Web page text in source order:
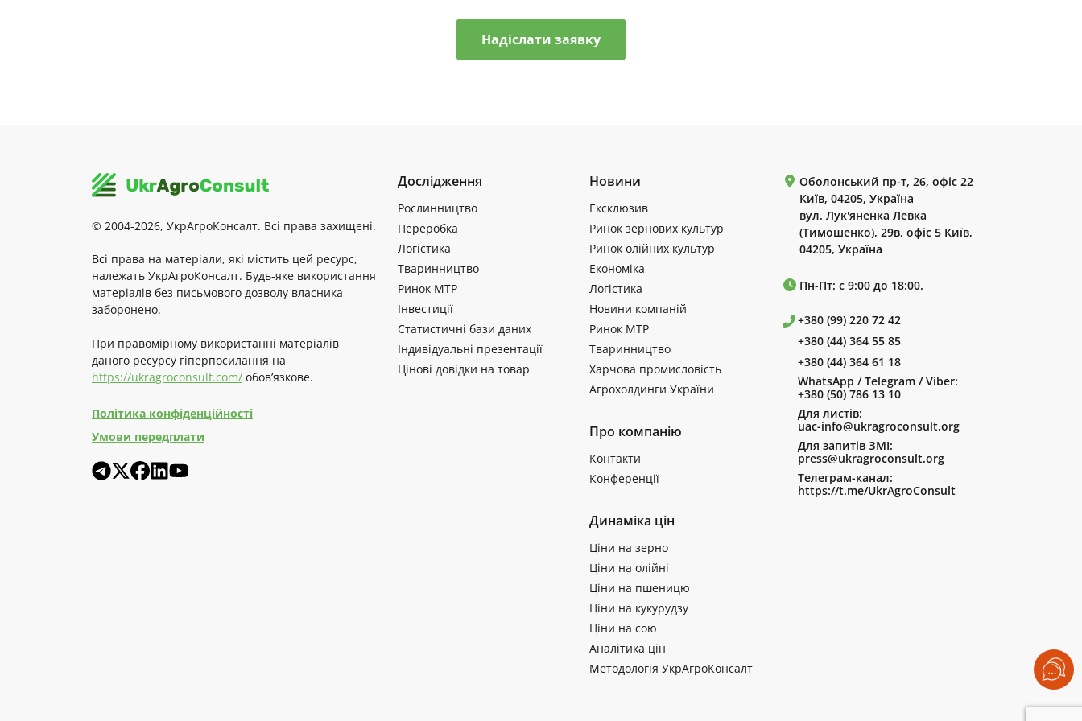
Надіслати заявку
© 2004-2026, УкрАгроКонсалт. Всі права захищені.
Всі права на матеріали, які містить цей ресурс,
належать УкрАгроКонсалт. Будь-яке використання
матеріалів без письмового дозволу власника
заборонено.
При правомірному використанні матеріалів
даного ресурсу гіперпосилання на
https://ukragroconsult.com/ обов’язкове.
Політика конфіденційності
Умови передплати
Дослідження
Рослинництво
Переробка
Логістика
Тваринництво
Ринок МТР
Інвестиції
Статистичні бази даних
Індивідуальні презентації
Цінові довідки на товар
Новини
Ексклюзив
Ринок зернових культур
Ринок олійних культур
Економіка
Логістика
Новини компаній
Ринок МТР
Тваринництво
Харчова промисловість
Агрохолдинги України
Про компанію
Контакти
Конференції
Динаміка цін
Ціни на зерно
Ціни на олійні
Ціни на пшеницю
Ціни на кукурудзу
Ціни на сою
Аналітика цін
Методологія УкрАгроКонсалт
Оболонський пр-т, 26, офіс 22
Київ, 04205, Україна
вул. Лук'яненка Левка
(Тимошенко), 29в, офіс 5 Київ,
04205, Україна
Пн-Пт: с 9:00 до 18:00.
+380 (99) 220 72 42
+380 (44) 364 55 85
+380 (44) 364 61 18
WhatsApp / Telegram / Viber:
+380 (50) 786 13 10
Для листів:
uac-info@ukragroconsult.org
Для запитів ЗМІ:
press@ukragroconsult.org
Телеграм-канал:
https://t.me/UkrAgroConsult